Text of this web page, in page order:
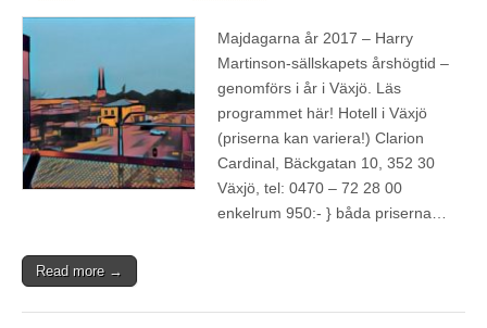
Majdagarna år 2017 – Harry
Martinson-sällskapets årshögtid –
genomförs i år i Växjö. Läs
programmet här! Hotell i Växjö
(priserna kan variera!) Clarion
Cardinal, Bäckgatan 10, 352 30
Växjö, tel: 0470 – 72 28 00
enkelrum 950:- } båda priserna…
Read more →